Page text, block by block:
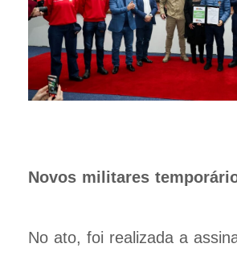
Novos militares
No ato, foi realizada a